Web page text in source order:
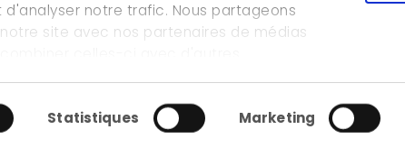
notre trafic. Nous partageons
site avec nos partenaires de médias
Statistiques Marketing